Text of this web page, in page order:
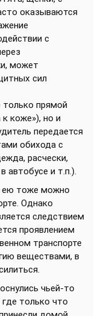
оказываются
с
может
сил
только прямой
коже»), но и
передается
обихода с
расчески,
автобусе и т.п.).
ею тоже можно
Однако
следствием
проявлением
транспорте
веществами, в
чьей-то
только что